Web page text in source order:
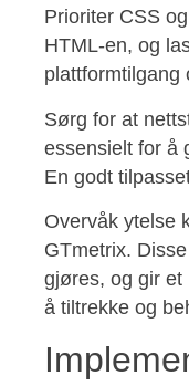
Prioriter CSS
HTML-en, og
plattformtilgang
Sørg for at
essensielt for å
En godt
Overvåk ytelse
GTmetrix.
gjøres, og gir et
å tiltrekke og